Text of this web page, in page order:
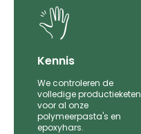
Kennis
We controleren de
volledige productieketen
voor al onze
polymeerpasta's en
epoxyhars.